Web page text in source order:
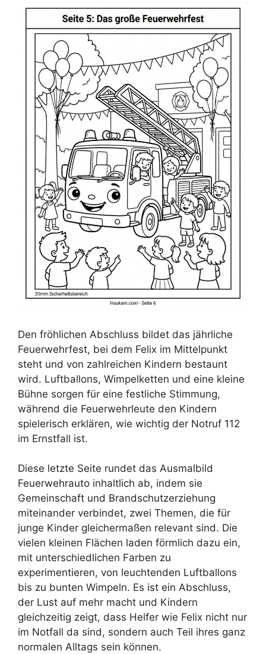
Den fröhlichen Abschluss bildet das jährliche
Feuerwehrfest, bei dem Felix im Mittelpunkt
steht und von zahlreichen Kindern bestaunt
wird. Luftballons, Wimpelketten und eine kleine
Bühne sorgen für eine festliche Stimmung,
während die Feuerwehrleute den Kindern
spielerisch erklären, wie wichtig der Notruf 112
im Ernstfall ist.
Diese letzte Seite rundet das Ausmalbild
Feuerwehrauto inhaltlich ab, indem sie
Gemeinschaft und Brandschutzerziehung
miteinander verbindet, zwei Themen, die für
junge Kinder gleichermaßen relevant sind. Die
vielen kleinen Flächen laden förmlich dazu ein,
mit unterschiedlichen Farben zu
experimentieren, von leuchtenden Luftballons
bis zu bunten Wimpeln. Es ist ein Abschluss,
der Lust auf mehr macht und Kindern
gleichzeitig zeigt, dass Helfer wie Felix nicht nur
im Notfall da sind, sondern auch Teil ihres ganz
normalen Alltags sein können.